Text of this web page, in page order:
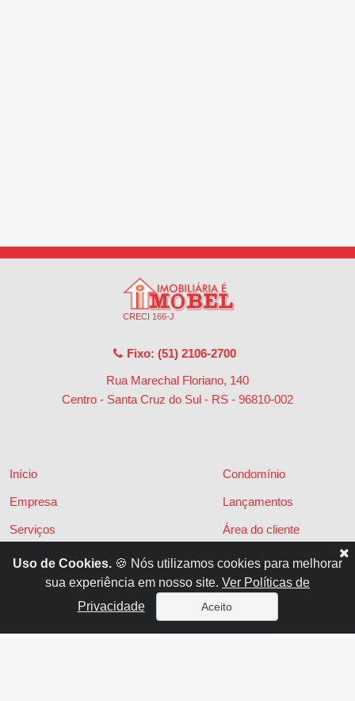
CRECI 166-J
Fixo: (51) 2106-2700
Rua Marechal Floriano, 140
Centro - Santa Cruz do Sul - RS - 96810-002
Início
Empresa
Serviços
Financiamentos
Locações
Condomínio
Lançamentos
Área do cliente
Políticas de privacidade
Contato
Uso de Cookies. 🍪 Nós utilizamos cookies para melhorar
sua experiência em nosso site. Ver Políticas de
Privacidade
Aceito